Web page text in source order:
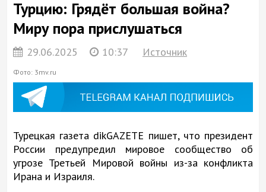
Турцию: Грядёт большая война?
Миру пора прислушаться
29.06.2025 10:37 Источник
Фото: 3mv.ru
Турецкая газета dikGAZETE пишет, что президент
России предупредил мировое сообщество об
угрозе Третьей Мировой войны из-за конфликта
Ирана и Израиля.